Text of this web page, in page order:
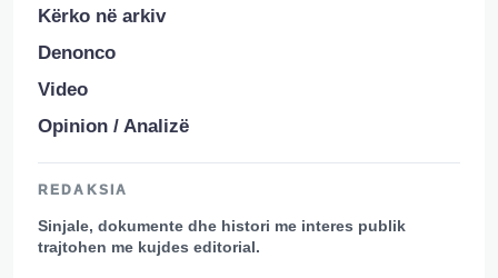
Kërko në arkiv
Denonco
Video
Opinion / Analizë
REDAKSIA
Sinjale, dokumente dhe histori me interes publik
trajtohen me kujdes editorial.